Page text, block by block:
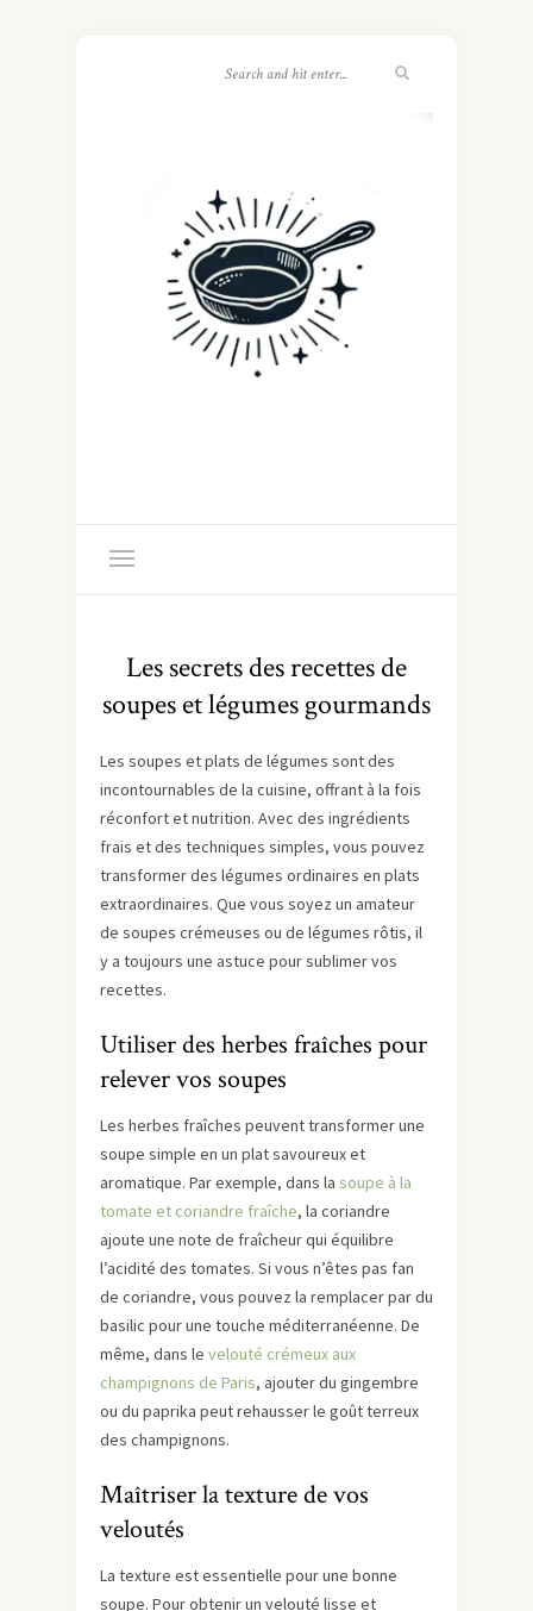
Les secrets des recettes de
soupes et légumes gourmands
Les soupes et plats de légumes sont des
incontournables de la cuisine, offrant à la fois
réconfort et nutrition. Avec des ingrédients
frais et des techniques simples, vous pouvez
transformer des légumes ordinaires en plats
extraordinaires. Que vous soyez un amateur
de soupes crémeuses ou de légumes rôtis, il
y a toujours une astuce pour sublimer vos
recettes.
Utiliser des herbes fraîches pour
relever vos soupes
Les herbes fraîches peuvent transformer une
soupe simple en un plat savoureux et
aromatique. Par exemple, dans la soupe à la
tomate et coriandre fraîche, la coriandre
ajoute une note de fraîcheur qui équilibre
l’acidité des tomates. Si vous n’êtes pas fan
de coriandre, vous pouvez la remplacer par du
basilic pour une touche méditerranéenne. De
même, dans le velouté crémeux aux
champignons de Paris, ajouter du gingembre
ou du paprika peut rehausser le goût terreux
des champignons.
Maîtriser la texture de vos
veloutés
La texture est essentielle pour une bonne
soupe. Pour obtenir un velouté lisse et